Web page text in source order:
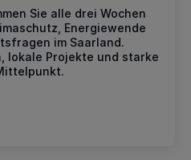
Sie alle drei Wochen
Energiewende
im Saarland.
lokale Projekte und starke